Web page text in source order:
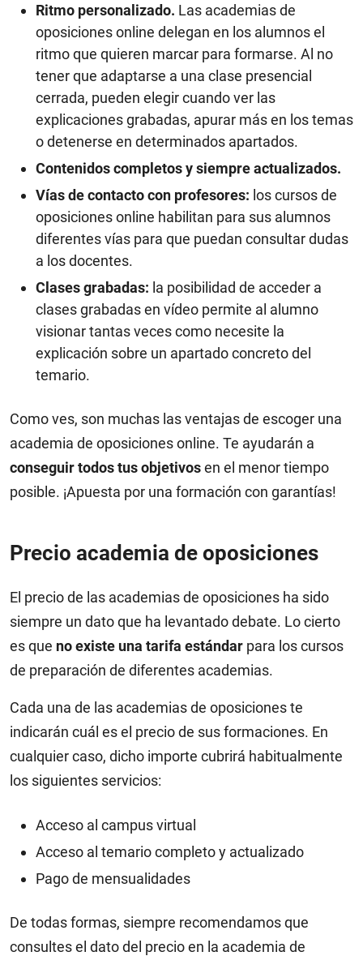
Ritmo personalizado. Las academias de
oposiciones online delegan en los alumnos el
ritmo que quieren marcar para formarse. Al no
tener que adaptarse a una clase presencial
cerrada, pueden elegir cuando ver las
explicaciones grabadas, apurar más en los temas
o detenerse en determinados apartados.
Contenidos completos y siempre actualizados.
Vías de contacto con profesores: los cursos de
oposiciones online habilitan para sus alumnos
diferentes vías para que puedan consultar dudas
a los docentes.
Clases grabadas: la posibilidad de acceder a
clases grabadas en vídeo permite al alumno
visionar tantas veces como necesite la
explicación sobre un apartado concreto del
temario.
Como ves, son muchas las ventajas de escoger una
academia de oposiciones online. Te ayudarán a
conseguir todos tus objetivosen el menor tiempo
posible. ¡Apuesta por una formación con garantías!
Precio academia de oposiciones
El precio de las academias de oposiciones ha sido
siempre un dato que ha levantado debate. Lo cierto
es que no existe una tarifa estándar para los cursos
de preparación de diferentes academias.
Cada una de las academias de oposiciones te
indicarán cuál es el precio de sus formaciones. En
cualquier caso, dicho importe cubrirá habitualmente
los siguientes servicios:
Acceso al campus virtual
Acceso al temario completo y actualizado
Pago de mensualidades
De todas formas, siempre recomendamos que
consultes el dato del precio en la academia de